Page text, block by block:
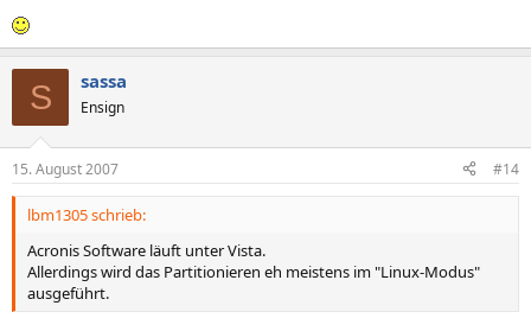
S sassa
Ensign
15. August 2007 #14
lbm1305 schrieb:
Acronis Software läuft unter Vista.
Allerdings wird das Partitionieren eh meistens im "Linux-Modus"
ausgeführt.